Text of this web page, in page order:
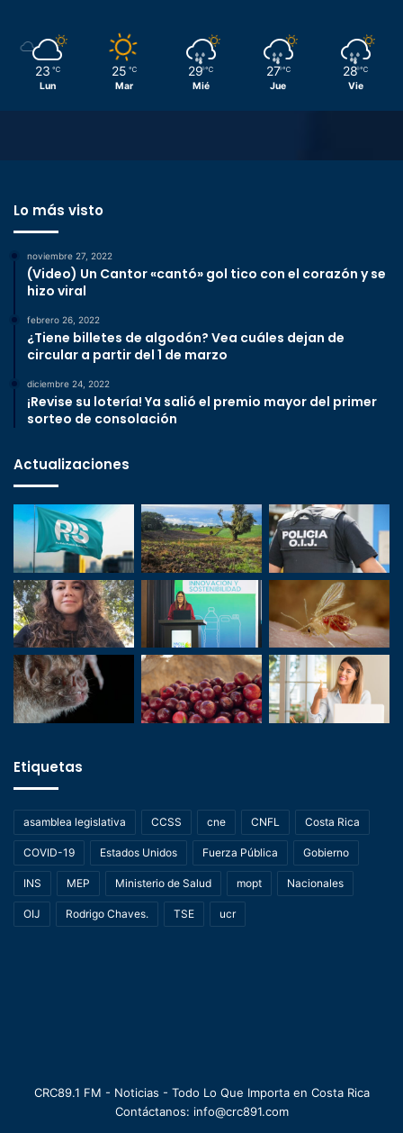
23 ℃
Lun
25 ℃
Mar
29 ℃
Mié
27 ℃
Jue
28 ℃
Vie
Lo más visto
noviembre 27, 2022
(Video) Un Cantor «cantó» gol tico con el corazón y se
hizo viral
febrero 26, 2022
¿Tiene billetes de algodón? Vea cuáles dejan de
circular a partir del 1 de marzo
diciembre 24, 2022
¡Revise su lotería! Ya salió el premio mayor del primer
sorteo de consolación
Actualizaciones
Etiquetas
asamblea legislativa CCSS cne CNFL Costa Rica
COVID-19 Estados Unidos Fuerza Pública Gobierno
INS MEP Ministerio de Salud mopt Nacionales
OIJ Rodrigo Chaves. TSE ucr
CRC89.1 FM - Noticias - Todo Lo Que Importa en Costa Rica
Contáctanos: info@crc891.com